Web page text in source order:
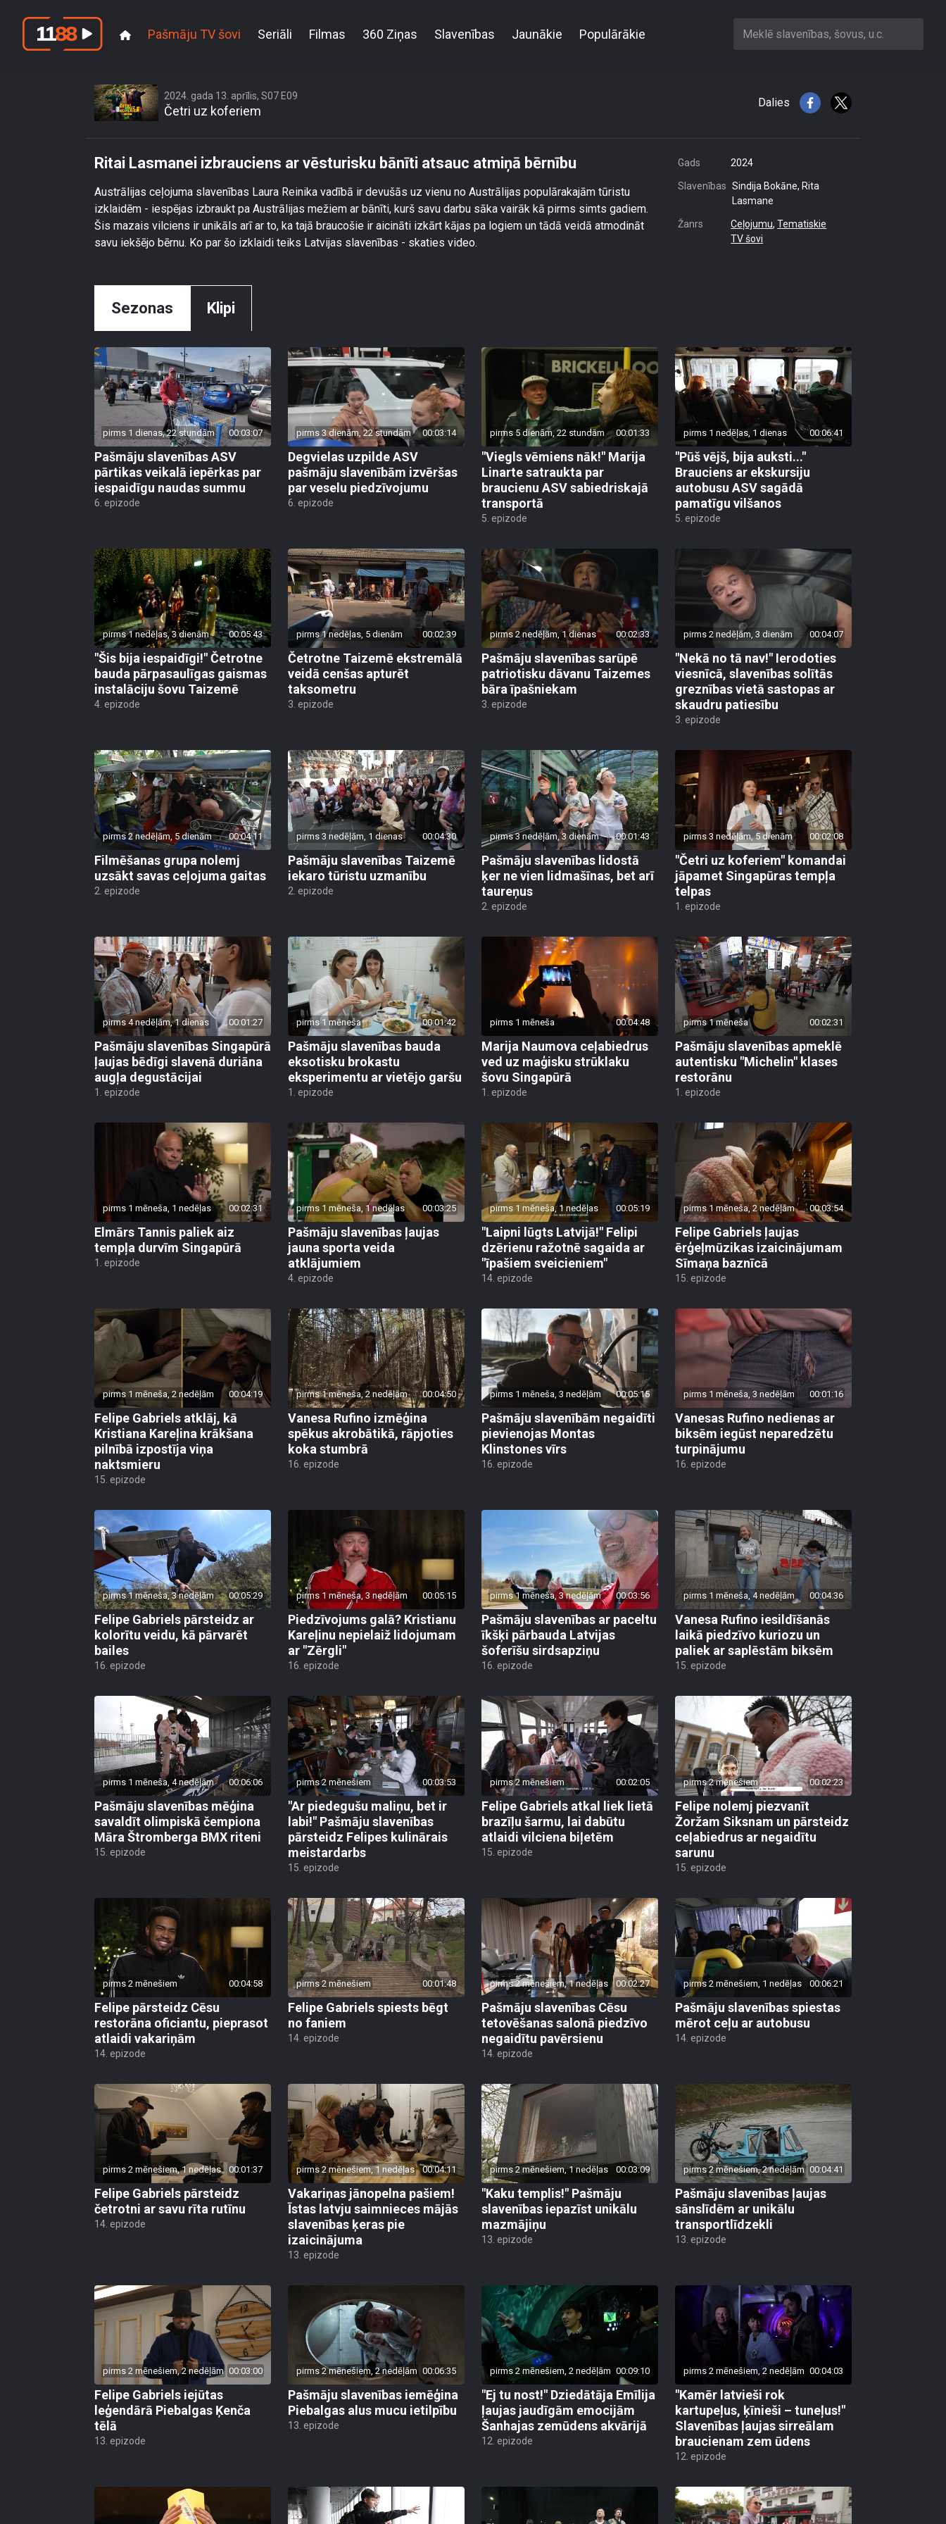
Pašmāju TV šovi Seriāli Filmas 360 Ziņas Slavenības Jaunākie Populārākie Meklē slavenības, šovus, u.c.
2024. gada 13. aprīlis, S07 E09
Četri uz koferiem
Dalies
Ritai Lasmanei izbrauciens ar vēsturisku bānīti atsauc atmiņā bērnību
Austrālijas ceļojuma slavenības Laura Reinika vadībā ir devušās uz vienu no Austrālijas populārakajām tūristu
izklaidēm - iespējas izbraukt pa Austrālijas mežiem ar bānīti, kurš savu darbu sāka vairāk kā pirms simts gadiem.
Šis mazais vilciens ir unikāls arī ar to, ka tajā braucošie ir aicināti izkārt kājas pa logiem un tādā veidā atmodināt
savu iekšējo bērnu. Ko par šo izklaidi teiks Latvijas slavenības - skaties video.
Gads 2024
Slavenības Sindija Bokāne, Rita
Lasmane
Žanrs Ceļojumu,Tematiskie
TV šovi
Sezonas Klipi
pirms 1 dienas, 22 stundām 00:03:07
Pašmāju slavenības ASV
pārtikas veikalā iepērkas par
iespaidīgu naudas summu
6. epizode
pirms 3 dienām, 22 stundām 00:03:14
Degvielas uzpilde ASV
pašmāju slavenībām izvēršas
par veselu piedzīvojumu
6. epizode
pirms 5 dienām, 22 stundām 00:01:33
"Viegls vēmiens nāk!" Marija
Linarte satraukta par
braucienu ASV sabiedriskajā
transportā
5. epizode
pirms 1 nedēļas, 1 dienas 00:06:41
"Pūš vējš, bija auksti..."
Brauciens ar ekskursiju
autobusu ASV sagādā
pamatīgu vilšanos
5. epizode
pirms 1 nedēļas, 3 dienām 00:05:43
"Šis bija iespaidīgi!" Četrotne
bauda pārpasaulīgas gaismas
instalāciju šovu Taizemē
4. epizode
pirms 1 nedēļas, 5 dienām 00:02:39
Četrotne Taizemē ekstremālā
veidā cenšas apturēt
taksometru
3. epizode
pirms 2 nedēļām, 1 dienas 00:02:33
Pašmāju slavenības sarūpē
patriotisku dāvanu Taizemes
bāra īpašniekam
3. epizode
pirms 2 nedēļām, 3 dienām 00:04:07
"Nekā no tā nav!" Ierodoties
viesnīcā, slavenības solītās
greznības vietā sastopas ar
skaudru patiesību
3. epizode
pirms 2 nedēļām, 5 dienām 00:04:11
Filmēšanas grupa nolemj
uzsākt savas ceļojuma gaitas
2. epizode
pirms 3 nedēļām, 1 dienas 00:04:30
Pašmāju slavenības Taizemē
iekaro tūristu uzmanību
2. epizode
pirms 3 nedēļām, 3 dienām 00:01:43
Pašmāju slavenības lidostā
ķer ne vien lidmašīnas, bet arī
taureņus
2. epizode
pirms 3 nedēļām, 5 dienām 00:02:08
"Četri uz koferiem" komandai
jāpamet Singapūras tempļa
telpas
1. epizode
pirms 4 nedēļām, 1 dienas 00:01:27
Pašmāju slavenības Singapūrā
ļaujas bēdīgi slavenā duriāna
augļa degustācijai
1. epizode
pirms 1 mēneša 00:01:42
Pašmāju slavenības bauda
eksotisku brokastu
eksperimentu ar vietējo garšu
1. epizode
pirms 1 mēneša 00:04:48
Marija Naumova ceļabiedrus
ved uz maģisku strūklaku
šovu Singapūrā
1. epizode
pirms 1 mēneša 00:02:31
Pašmāju slavenības apmeklē
autentisku "Michelin" klases
restorānu
1. epizode
pirms 1 mēneša, 1 nedēļas 00:02:31
Elmārs Tannis paliek aiz
tempļa durvīm Singapūrā
1. epizode
pirms 1 mēneša, 1 nedēļas 00:03:25
Pašmāju slavenības ļaujas
jauna sporta veida
atklājumiem
4. epizode
pirms 1 mēneša, 1 nedēļas 00:05:19
"Laipni lūgts Latvijā!" Felipi
dzērienu ražotnē sagaida ar
"īpašiem sveicieniem"
14. epizode
pirms 1 mēneša, 2 nedēļām 00:03:54
Felipe Gabriels ļaujas
ērģeļmūzikas izaicinājumam
Sīmaņa baznīcā
15. epizode
pirms 1 mēneša, 2 nedēļām 00:04:19
Felipe Gabriels atklāj, kā
Kristiana Kareļina krākšana
pilnībā izpostīja viņa
naktsmieru
15. epizode
pirms 1 mēneša, 2 nedēļām 00:04:50
Vanesa Rufino izmēģina
spēkus akrobātikā, rāpjoties
koka stumbrā
16. epizode
pirms 1 mēneša, 3 nedēļām 00:05:15
Pašmāju slavenībām negaidīti
pievienojas Montas
Klinstones vīrs
16. epizode
pirms 1 mēneša, 3 nedēļām 00:01:16
Vanesas Rufino nedienas ar
biksēm iegūst neparedzētu
turpinājumu
16. epizode
pirms 1 mēneša, 3 nedēļām 00:05:29
Felipe Gabriels pārsteidz ar
kolorītu veidu, kā pārvarēt
bailes
16. epizode
pirms 1 mēneša, 3 nedēļām 00:05:15
Piedzīvojums galā? Kristianu
Kareļinu nepielaiž lidojumam
ar "Zērgli"
16. epizode
pirms 1 mēneša, 3 nedēļām 00:03:56
Pašmāju slavenības ar paceltu
īkšķi pārbauda Latvijas
šoferīšu sirdsapziņu
16. epizode
pirms 1 mēneša, 4 nedēļām 00:04:36
Vanesa Rufino iesildīšanās
laikā piedzīvo kuriozu un
paliek ar saplēstām biksēm
15. epizode
pirms 1 mēneša, 4 nedēļām 00:06:06
Pašmāju slavenības mēģina
savaldīt olimpiskā čempiona
Māra Štromberga BMX riteni
15. epizode
pirms 2 mēnešiem 00:03:53
"Ar piedegušu maliņu, bet ir
labi!" Pašmāju slavenības
pārsteidz Felipes kulinārais
meistardarbs
15. epizode
pirms 2 mēnešiem 00:02:05
Felipe Gabriels atkal liek lietā
brazīļu šarmu, lai dabūtu
atlaidi vilciena biļetēm
15. epizode
pirms 2 mēnešiem 00:02:23
Felipe nolemj piezvanīt
Žoržam Siksnam un pārsteidz
ceļabiedrus ar negaidītu
sarunu
15. epizode
pirms 2 mēnešiem 00:04:58
Felipe pārsteidz Cēsu
restorāna oficiantu, pieprasot
atlaidi vakariņām
14. epizode
pirms 2 mēnešiem 00:01:48
Felipe Gabriels spiests bēgt
no faniem
14. epizode
pirms 2 mēnešiem, 1 nedēļas 00:02:27
Pašmāju slavenības Cēsu
tetovēšanas salonā piedzīvo
negaidītu pavērsienu
14. epizode
pirms 2 mēnešiem, 1 nedēļas 00:06:21
Pašmāju slavenības spiestas
mērot ceļu ar autobusu
14. epizode
pirms 2 mēnešiem, 1 nedēļas 00:01:37
Felipe Gabriels pārsteidz
četrotni ar savu rīta rutīnu
14. epizode
pirms 2 mēnešiem, 1 nedēļas 00:04:11
Vakariņas jānopelna pašiem!
Īstas latvju saimnieces mājās
slavenības ķeras pie
izaicinājuma
13. epizode
pirms 2 mēnešiem, 1 nedēļas 00:03:09
"Kaku templis!" Pašmāju
slavenības iepazīst unikālu
mazmājiņu
13. epizode
pirms 2 mēnešiem, 2 nedēļām 00:04:41
Pašmāju slavenības ļaujas
sānslīdēm ar unikālu
transportlīdzekli
13. epizode
pirms 2 mēnešiem, 2 nedēļām 00:03:00
Felipe Gabriels iejūtas
leģendārā Piebalgas Ķenča
tēlā
13. epizode
pirms 2 mēnešiem, 2 nedēļām 00:06:35
Pašmāju slavenības iemēģina
Piebalgas alus mucu ietilpību
13. epizode
pirms 2 mēnešiem, 2 nedēļām 00:09:10
"Ej tu nost!" Dziedātāja Emīlija
ļaujas jaudīgām emocijām
Šanhajas zemūdens akvārijā
12. epizode
pirms 2 mēnešiem, 2 nedēļām 00:04:03
"Kamēr latvieši rok
kartupeļus, ķīnieši – tuneļus!"
Slavenības ļaujas sirreālam
braucienam zem ūdens
12. epizode